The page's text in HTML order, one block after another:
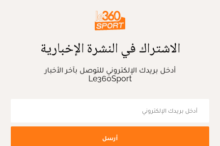
الاشتراك في النشرة الإخبارية
أدخل بريدك الإلكتروني للتوصل بآخر الأخبار
Le360Sport
أرسل